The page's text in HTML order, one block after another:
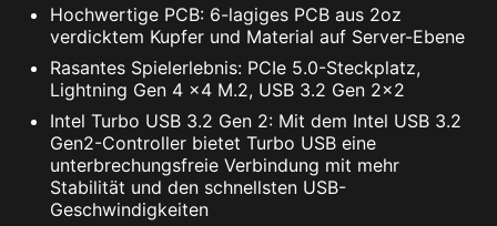
Hochwertige PCB: 6-lagiges PCB aus 2oz
verdicktem Kupfer und Material auf Server-Ebene
Rasantes Spielerlebnis: PCIe 5.0-Steckplatz,
Lightning Gen 4 x4 M.2, USB 3.2 Gen 2x2
Intel Turbo USB 3.2 Gen 2: Mit dem Intel USB 3.2
Gen2-Controller bietet Turbo USB eine
unterbrechungsfreie Verbindung mit mehr
Stabilität und den schnellsten USB-
Geschwindigkeiten